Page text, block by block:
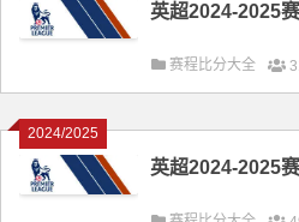
英超2024-2025
赛程比分大全
2024/2025
英超2024-2025